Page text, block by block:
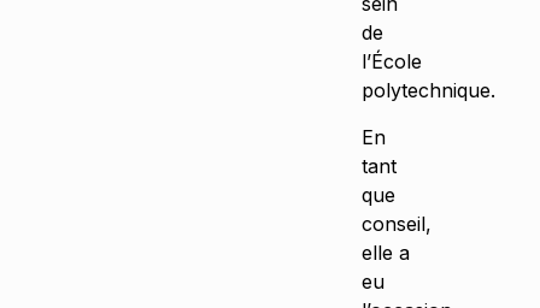
de
l’École
polytechnique.
En
tant
que
conseil,
elle a
eu